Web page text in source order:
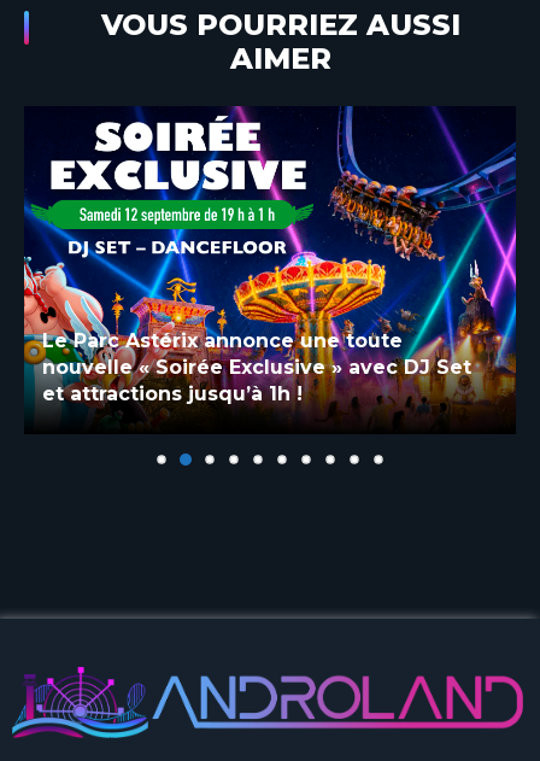
VOUS POURRIEZ AUSSI
AIMER
Le Parc Astérix annonce une toute
nouvelle « Soirée Exclusive » avec DJ Set
et attractions jusqu’à 1h !